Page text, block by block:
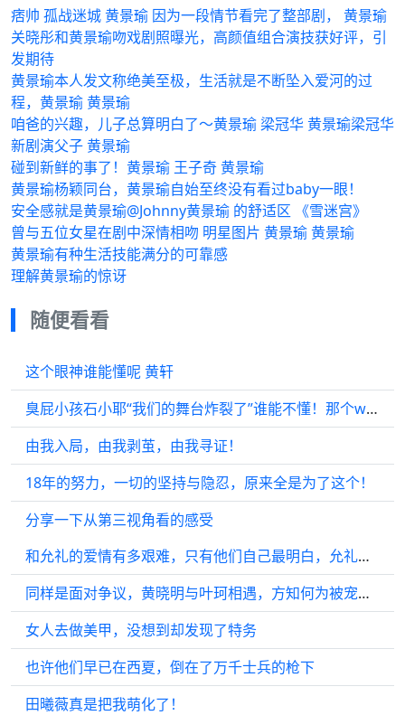
痞帅 孤战迷城 黄景瑜 因为一段情节看完了整部剧， 黄景瑜
关晓彤和黄景瑜吻戏剧照曝光，高颜值组合演技获好评，引
发期待
黄景瑜本人发文称绝美至极，生活就是不断坠入爱河的过
程，黄景瑜 黄景瑜
咱爸的兴趣，儿子总算明白了～黄景瑜 梁冠华 黄景瑜梁冠华
新剧演父子 黄景瑜
碰到新鲜的事了！黄景瑜 王子奇 黄景瑜
黄景瑜杨颖同台，黄景瑜自始至终没有看过baby一眼！
安全感就是黄景瑜@Johnny黄景瑜 的舒适区 《雪迷宫》
曾与五位女星在剧中深情相吻 明星图片 黄景瑜 黄景瑜
黄景瑜有种生活技能满分的可靠感
理解黄景瑜的惊讶
随便看看
这个眼神谁能懂呢 黄轩
臭屁小孩石小耶“我们的舞台炸裂了”谁能不懂！那个wink帅到没朋友！
由我入局，由我剥茧，由我寻证！
18年的努力，一切的坚持与隐忍，原来全是为了这个！
分享一下从第三视角看的感受
和允礼的爱情有多艰难，只有他们自己最明白，允礼为了甄嬛倾尽所有感动 爱情
同样是面对争议，黄晓明与叶珂相遇，方知何为被宠爱的无所畏惧
女人去做美甲，没想到却发现了特务
也许他们早已在西夏，倒在了万千士兵的枪下
田曦薇真是把我萌化了！